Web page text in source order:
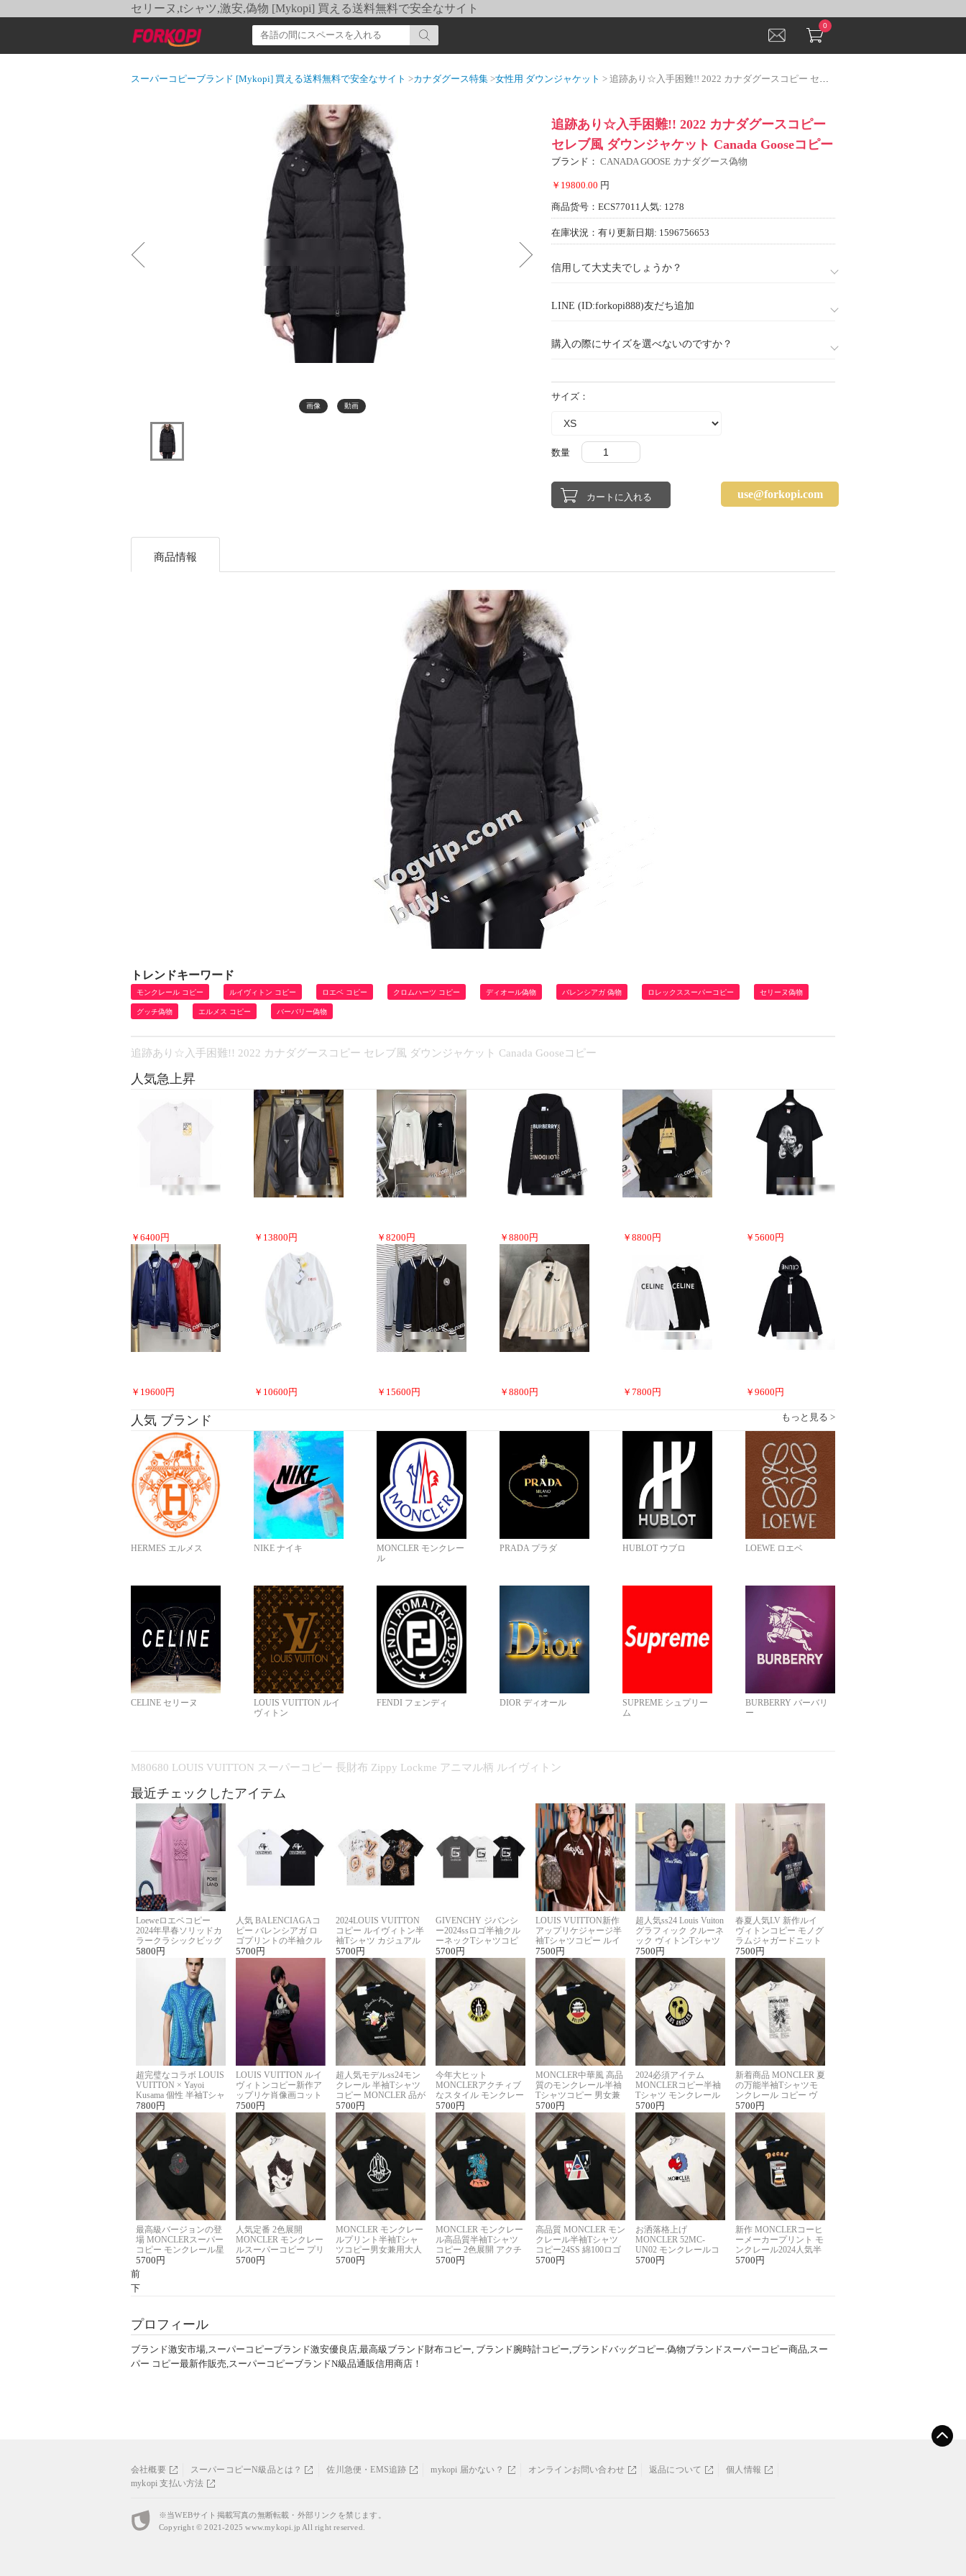
セリーヌ,tシャツ,激安,偽物 [Mykopi] 買える送料無料で安全なサイト
0
スーパーコピーブランド [Mykopi] 買える送料無料で安全なサイト >カナダグース特集 >女性用 ダウンジャケット > 追跡あり☆入手困難!! 2022 カナダグースコピー セレブ風 ダウンジャケット Canada Gooseコピー
画像 動画
追跡あり☆入手困難!! 2022 カナダグースコピー
セレブ風 ダウンジャケット Canada Gooseコピー
ブランド： CANADA GOOSE カナダグース偽物
￥19800.00 円
商品货号：ECS77011 人気: 1278
在庫状況：有り 更新日期: 1596756653
信用して大丈夫でしょうか？
LINE (ID:forkopi888)友だち追加
購入の際にサイズを選べないのですか？
サイズ：
数量
use@forkopi.com
商品情報
トレンドキーワード
モンクレール コピー ルイヴィトン コピー ロエベ コピー クロムハーツ コピー ディオール偽物 バレンシアガ 偽物 ロレックススーパーコピー セリーヌ偽物
グッチ偽物 エルメス コピー バーバリー偽物
追跡あり☆入手困難!! 2022 カナダグースコピー セレブ風 ダウンジャケット Canada Gooseコピー
人気急上昇
￥ 6400 円 ￥ 13800 円 ￥ 8200 円 ￥ 8800 円 ￥ 8800 円 ￥ 5600 円
￥ 19600 円 ￥ 10600 円 ￥ 15600 円 ￥ 8800 円 ￥ 7800 円 ￥ 9600 円
人気 ブランド もっと見る >
HERMES エルメス NIKE ナイキ
MONCLER モンクレー
ル
PRADA プラダ HUBLOT ウブロ LOEWE ロエベ
CELINE セリーヌ
LOUIS VUITTON ルイ
ヴィトン
FENDI フェンディ DIOR ディオール
SUPREME シュプリー
ム
BURBERRY バーバリ
ー
M80680 LOUIS VUITTON スーパーコピー 長財布 Zippy Lockme アニマル柄 ルイヴィトン
最近チェックしたアイテム
Loeweロエベコピー
2024年早春ソリッドカ
ラークラシックビッグ
ロゴ刺繍Tシャツ
5800 円
人気 BALENCIAGAコ
ピー バレンシアガ ロ
ゴプリントの半袖クル
ーネックTシャツ
5700 円
2024LOUIS VUITTON
コピー ルイヴィトン半
袖Tシャツ カジュアル
に馴染む 2色展開
5700 円
GIVENCHY ジバンシ
ー2024ssロゴ半袖クル
ーネックTシャツコピ
ー ユニセックス
5700 円
LOUIS VUITTON新作
アップリケジャージ半
袖Tシャツコピー ルイ
ヴィトン着回し抜群
7500 円
超人気ss24 Louis Vuiton
グラフィック クルーネ
ック ヴィトンTシャツ
スーパーコピー
7500 円
春夏人気LV 新作ルイ
ヴィトンコピー モノグ
ラムジャガードニット
半袖Tシャツ男女兼用
7500 円
超完璧なコラボ LOUIS
VUITTON × Yayoi
Kusama 個性 半袖Tシャ
ツコピー男女兼用
7800 円
LOUIS VUITTON ルイ
ヴィトンコピー新作ア
ップリケ肖像画コット
ンニット半袖Tシャツ
7500 円
超人気モデルss24モン
クレール 半袖Tシャツ
コピー MONCLER 品が
良く見た目
5700 円
今年大ヒット
MONCLERアクチィブ
なスタイル モンクレー
ルコピー半袖Tシャツ
5700 円
MONCLER中華風 高品
質のモンクレール半袖
Tシャツコピー 男女兼
用 着回し抜群
5700 円
2024必須アイテム
MONCLERコピー半袖
Tシャツ モンクレール
夏らしいプリント
5700 円
新着商品 MONCLER 夏
の万能半袖Tシャツモ
ンクレール コピー ヴ
ィンテージ風
5700 円
最高級バージョンの登
場 MONCLERスーパー
コピー モンクレール星
座半袖Tシャツ
5700 円
人気定番 2色展開
MONCLER モンクレー
ルスーパーコピー プリ
ント半袖Tシャツ
5700 円
MONCLER モンクレー
ルプリント半袖Tシャ
ツコピー男女兼用大人
可愛い春夏コーデ
5700 円
MONCLER モンクレー
ル高品質半袖Tシャツ
コピー 2色展開 アクチ
ィブなスタイル
5700 円
高品質 MONCLER モン
クレール半袖Tシャツ
コピー24SS 綿100ロゴ
プリント 2色展開
5700 円
お洒落格上げ
MONCLER 52MC-
UN02 モンクレールコ
ピー半袖Tシャツ ユニ
5700 円
新作 MONCLERコーヒ
ーメーカープリント モ
ンクレール2024人気半
袖Tシャツコピー
5700 円
前
下
プロフィール
ブランド激安市場,スーパーコピーブランド激安優良店,最高級ブランド財布コピー, ブランド腕時計コピー,ブランドバッグコピー.偽物ブランドスーパーコピー商品,スー
パー コピー最新作販売,スーパーコピーブランドN級品通販信用商店！
会社概要 スーパーコピーN級品とは？ 佐川急便・EMS追跡 mykopi 届かない？ オンラインお問い合わせ 返品について
個人情報
mykopi 支払い方法
※当WEBサイト掲載写真の無断転載・外部リンクを禁じます。
Copyright © 2021-2025www.mykopi.jp All right reserved.